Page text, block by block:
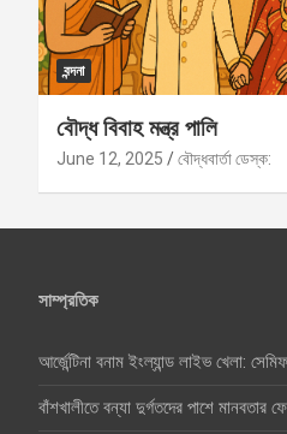
বন্দনা
বৌদ্ধ বিবাহ মন্ত্র পালি
June 12, 2025 বৌদ্ধবার্তা ডেস্ক:
সাম্প্রতিক
আর্জেন্টিনা বনাম ইংল্যান্ড লাইভ খেলা:
বাঁশখালীতে বন্যা দুর্গতদের পাশে মানবতার